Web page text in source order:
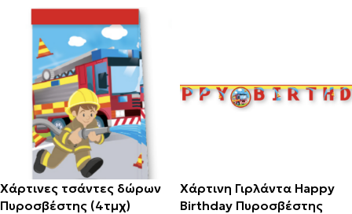
Χάρτινες τσάντες δώρων
Πυροσβέστης (4τμχ)
Χάρτινη Γιρλάντα Happy
Birthday Πυροσβέστης